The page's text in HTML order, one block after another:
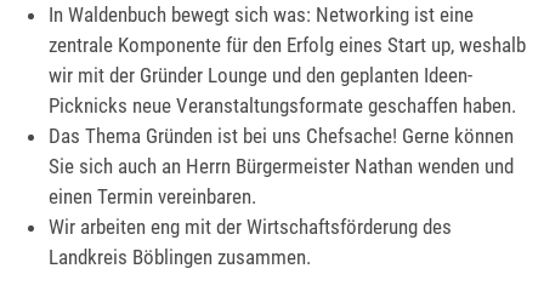
In Waldenbuch bewegt sich was: Networking ist eine
zentrale Komponente für den Erfolg eines Start up, weshalb
wir mit der Gründer Lounge und den geplanten Ideen-
Picknicks neue Veranstaltungsformate geschaffen haben.
Das Thema Gründen ist bei uns Chefsache! Gerne können
Sie sich auch an Herrn Bürgermeister Nathan wenden und
einen Termin vereinbaren.
Wir arbeiten eng mit der Wirtschaftsförderung des
Landkreis Böblingen zusammen.